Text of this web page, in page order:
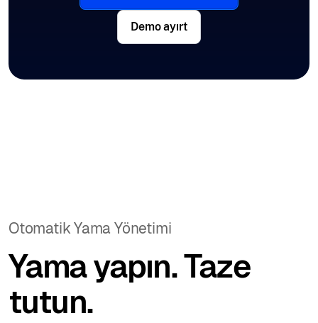
Demo ayırt
Otomatik Yama Yönetimi
Yama yapın. Taze
tutun.